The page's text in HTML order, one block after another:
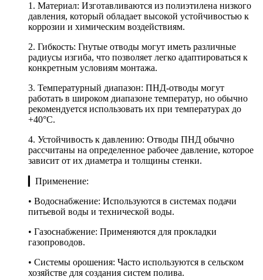
1. Материал: Изготавливаются из полиэтилена низкого
давления, который обладает высокой устойчивостью к
коррозии и химическим воздействиям.
2. Гибкость: Гнутые отводы могут иметь различные
радиусы изгиба, что позволяет легко адаптироваться к
конкретным условиям монтажа.
3. Температурный диапазон: ПНД-отводы могут
работать в широком диапазоне температур, но обычно
рекомендуется использовать их при температурах до
+40°C.
4. Устойчивость к давлению: Отводы ПНД обычно
рассчитаны на определенное рабочее давление, которое
зависит от их диаметра и толщины стенки.
▎Применение:
• Водоснабжение: Используются в системах подачи
питьевой воды и технической воды.
• Газоснабжение: Применяются для прокладки
газопроводов.
• Системы орошения: Часто используются в сельском
хозяйстве для создания систем полива.